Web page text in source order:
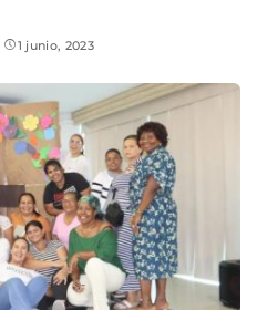
1 junio, 2023